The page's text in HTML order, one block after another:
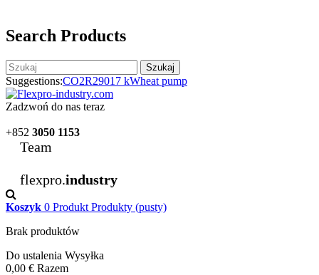
Search Products
Szukaj
Suggestions:CO2R29017 kWheat pump
Zadzwoń do nas teraz
+852 3050 1153
Team
flexpro.industry
Koszyk 0 Produkt Produkty (pusty)
Brak produktów
Do ustalenia Wysyłka
0,00 € Razem